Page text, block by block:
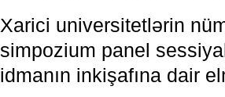
Xarici universitetlərin
simpozium panel
idmanın inkişafına dair